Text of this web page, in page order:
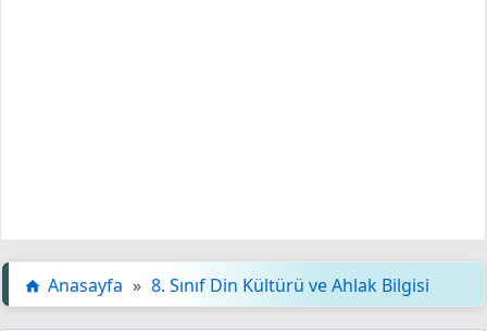
Anasayfa » 8. Sınıf Din Kültürü ve Ahlak Bilgisi